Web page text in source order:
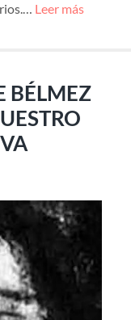
Leer más
BÉLMEZ